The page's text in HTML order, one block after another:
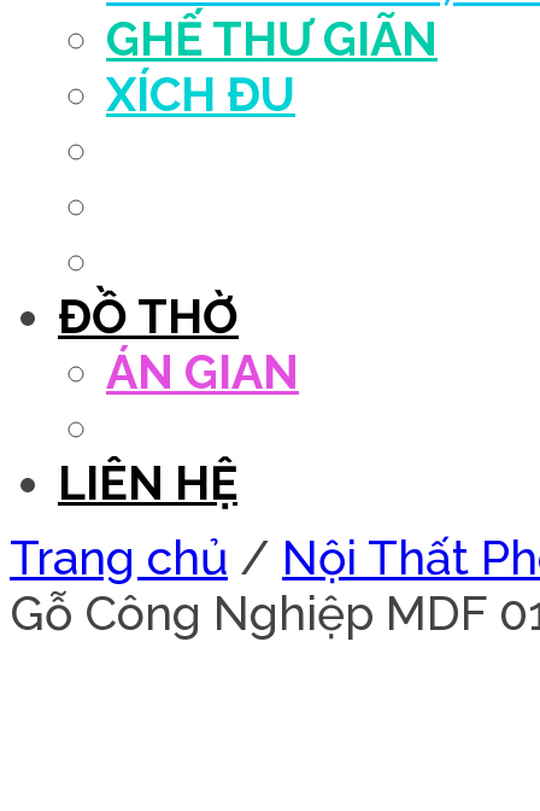
GHẾ THƯ GIÃN
XÍCH ĐU
ĐỒ THỜ
ÁN GIAN
LIÊN HỆ
Trang chủ / Nội Thất
Gỗ Công Nghiệp MDF